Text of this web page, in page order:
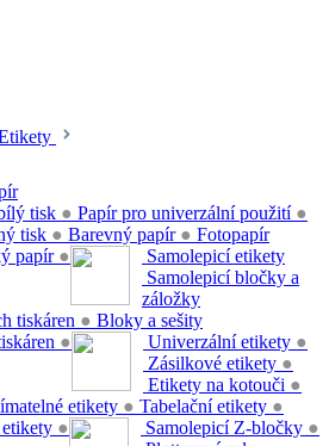
tisk ● Papír pro univerzální použití ●
tisk ● Barevný papír ●
papír ●
Fotopapír
tiskáren ●
●
Samolepicí etikety
Univerzální etikety ●
Zásilkové etikety ●
Etikety na kotouči ●
etikety ● Tabelační etikety ●
●
Samolepicí bločky a
záložky
Samolepicí Z-bločky ●
Bloky a sešity